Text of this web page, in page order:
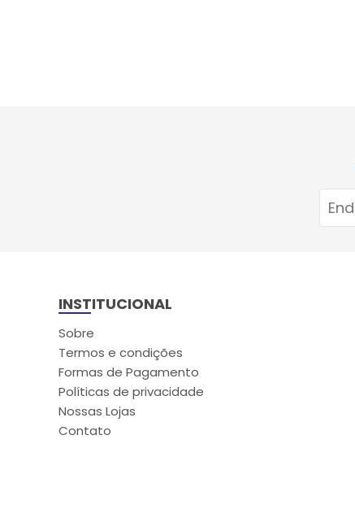
INSTITUCIONAL
Sobre
Termos e condições
Formas de Pagamento
Políticas de privacidade
Nossas Lojas
Contato